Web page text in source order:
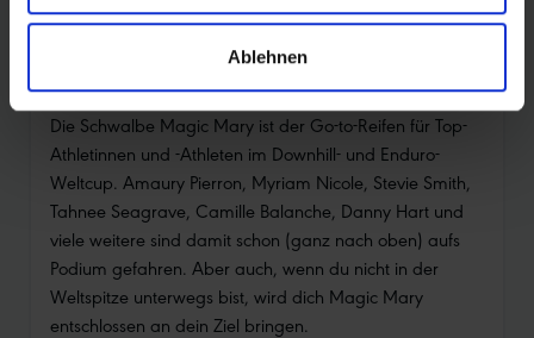
Ablehnen
Unzählige Erfolge im Mountainbike-World-Cup
Die Schwalbe Magic Mary ist der Go-to-Reifen für Top-
Athletinnen und -Athleten im Downhill- und Enduro-
Weltcup. Amaury Pierron, Myriam Nicole, Stevie Smith,
Tahnee Seagrave, Camille Balanche, Danny Hart und
viele weitere sind damit schon (ganz nach oben) aufs
Podium gefahren. Aber auch, wenn du nicht in der
Weltspitze unterwegs bist, wird dich Magic Mary
entschlossen an dein Ziel bringen.